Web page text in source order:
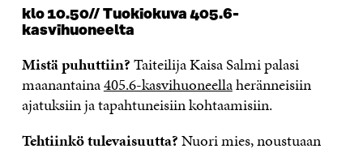
klo 10.50// Tuokiokuva 405.6-
kasvihuoneelta
Mistä puhuttiin?Taiteilija Kaisa Salmi palasi
maanantaina405.6-kasvihuoneellaheränneisiin
ajatuksiin ja tapahtuneisiin kohtaamisiin.
Tehtiinkö tulevaisuutta?Nuori mies, noustuaan